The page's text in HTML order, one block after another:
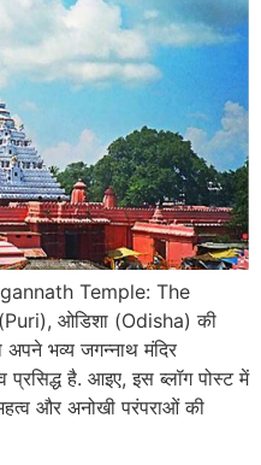
Temple: The
ओडिशा (Odisha) की
अपने भव्य जगन्नाथ मंदिर
है. आइए, इस ब्लॉग पोस्ट में
और अनोखी परंपराओं की